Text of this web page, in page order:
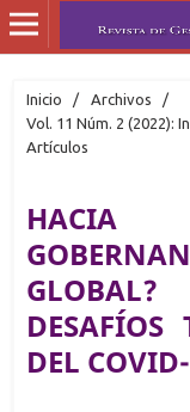
Inicio / Archivos
/
Vol. 11 Núm. 2 (2022):
Artículos
DEL